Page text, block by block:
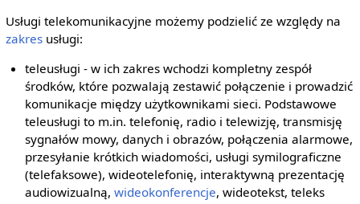
Usługi telekomunikacyjne możemy podzielić ze względy na
zakresusługi:
teleusługi - w ich zakres wchodzi kompletny zespół
środków, które pozwalają zestawić połączenie i prowadzić
komunikacje między użytkownikami sieci. Podstawowe
teleusługi to m.in. telefonię, radio i telewizję, transmisję
sygnałów mowy, danych i obrazów, połączenia alarmowe,
przesyłanie krótkich wiadomości, usługi symilograficzne
(telefaksowe), wideotelefonię, interaktywną prezentację
audiowizualną,wideokonferencje, wideotekst, teleks